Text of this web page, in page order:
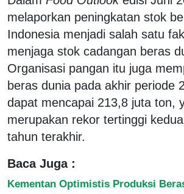
melaporkan peningkatan stok
Indonesia menjadi salah satu
menjaga stok cadangan beras
Organisasi pangan itu juga
beras dunia pada akhir periode
dapat mencapai 213,8 juta ton,
merupakan rekor tertinggi
tahun terakhir.
Baca Juga :
Kementan Optimistis Produksi